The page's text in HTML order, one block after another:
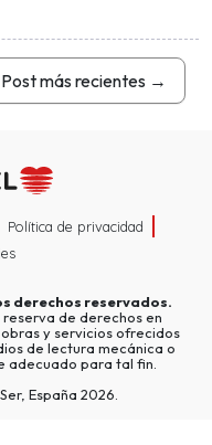
Post más recientes →
Política de privacidad
derechos reservados.
reserva de derechos en
y servicios ofrecidos
de lectura mecánica o
adecuado para tal fin.
España 2026.